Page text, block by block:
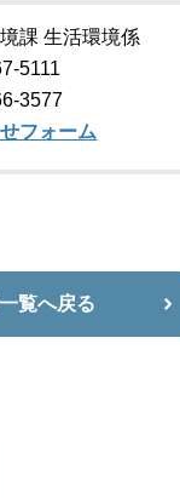
課 生活環境係
5111
3577
フォーム
覧へ戻る